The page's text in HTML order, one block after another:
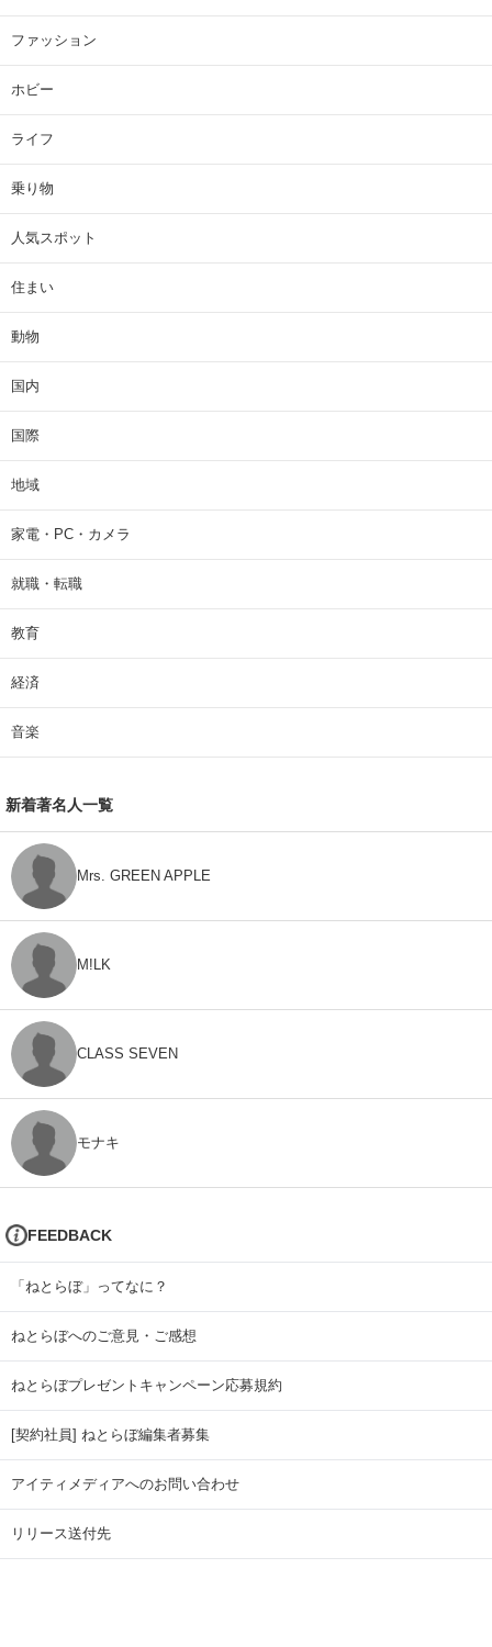
ファッション
ホビー
ライフ
乗り物
人気スポット
住まい
動物
国内
国際
地域
家電・PC・カメラ
就職・転職
教育
経済
音楽
新着著名人一覧
Mrs. GREEN APPLE
M!LK
CLASS SEVEN
モナキ
FEEDBACK
「ねとらぼ」ってなに？
ねとらぼへのご意見・ご感想
ねとらぼプレゼントキャンペーン応募規約
[契約社員] ねとらぼ編集者募集
アイティメディアへのお問い合わせ
リリース送付先